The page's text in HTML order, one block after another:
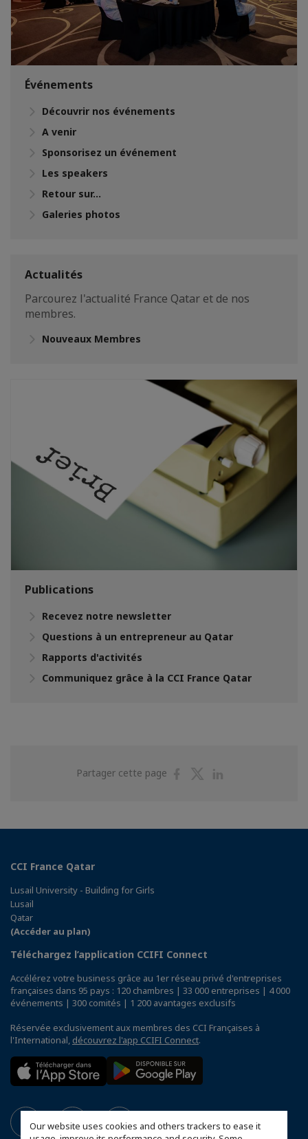
Our website uses cookies and others trackers to ease it
Événements
Découvrir nos événements
A venir
Sponsorisez un événement
Les speakers
Retour sur...
Galeries photos
Actualités
Parcourez l'actualité France Qatar et de nos
membres.
Nouveaux Membres
Publications
Recevez notre newsletter
Questions à un entrepreneur au Qatar
Rapports d'activités
Communiquez grâce à la CCI France Qatar
Partager cette page
PartagerPartager
CCI France Qatar
Lusail University - Building for Girls
Lusail
Qatar
(Accéder au plan)
Téléchargez l’application CCIFI Connect
Accélérez votre business grâce au 1er réseau privé d'entreprises
françaises dans 95 pays : 120 chambres | 33 000 entreprises | 4 000
événements | 300 comités | 1 200 avantages exclusifs
Réservée exclusivement aux membres des CCI Françaises à
l'International, découvrez l'app CCIFI Connect.